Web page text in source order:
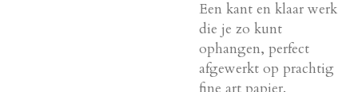
Een kant en klaar werk
die je zo kunt
ophangen, perfect
afgewerkt op prachtig